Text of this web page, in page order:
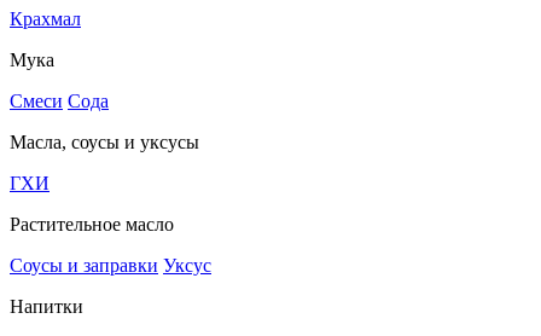
Крахмал
Мука
Смеси Сода
Масла, соусы и уксусы
ГХИ
Растительное масло
Соусы и заправки Уксус
Напитки